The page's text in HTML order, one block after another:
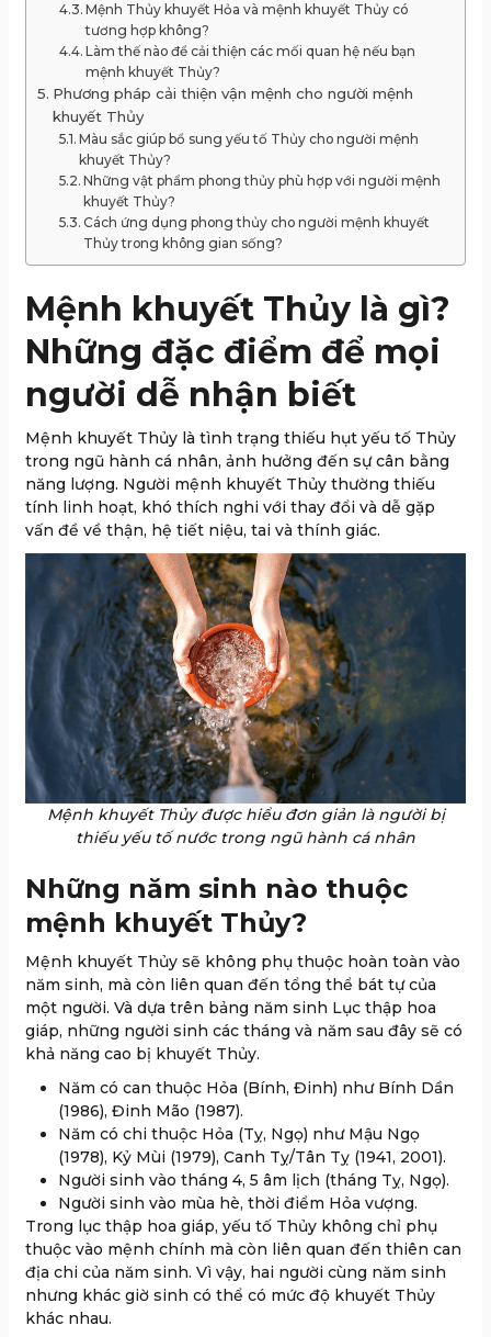
Mệnh Thủy khuyết Hỏa và mệnh khuyết Thủy có
tương hợp không?
Làm thế nào để cải thiện các mối quan hệ nếu bạn
mệnh khuyết Thủy?
Phương pháp cải thiện vận mệnh cho người mệnh
khuyết Thủy
Màu sắc giúp bổ sung yếu tố Thủy cho người mệnh
khuyết Thủy?
Những vật phẩm phong thủy phù hợp với người mệnh
khuyết Thủy?
Cách ứng dụng phong thủy cho người mệnh khuyết
Thủy trong không gian sống?
Mệnh khuyết Thủy là gì?
Những đặc điểm để mọi
người dễ nhận biết
Mệnh khuyết Thủy là tình trạng thiếu hụt yếu tố Thủy
trong ngũ hành cá nhân, ảnh hưởng đến sự cân bằng
năng lượng. Người mệnh khuyết Thủy thường thiếu
tính linh hoạt, khó thích nghi với thay đổi và dễ gặp
vấn đề về thận, hệ tiết niệu, tai và thính giác.
Mệnh khuyết Thủy được hiểu đơn giản là người bị
thiếu yếu tố nước trong ngũ hành cá nhân
Những năm sinh nào thuộc
mệnh khuyết Thủy?
Mệnh khuyết Thủy sẽ không phụ thuộc hoàn toàn vào
năm sinh, mà còn liên quan đến tổng thể bát tự của
một người. Và dựa trên bảng năm sinh Lục thập hoa
giáp, những người sinh các tháng và năm sau đây sẽ có
khả năng cao bị khuyết Thủy.
Năm có can thuộc Hỏa (Bính, Đinh) như Bính Dần
(1986), Đinh Mão (1987).
Năm có chi thuộc Hỏa (Tỵ, Ngọ) như Mậu Ngọ
(1978), Kỷ Mùi (1979), Canh Tỵ/Tân Tỵ (1941, 2001).
Người sinh vào tháng 4, 5 âm lịch (tháng Tỵ, Ngọ).
Người sinh vào mùa hè, thời điểm Hỏa vượng.
Trong lục thập hoa giáp, yếu tố Thủy không chỉ phụ
thuộc vào mệnh chính mà còn liên quan đến thiên can
địa chi của năm sinh. Vì vậy, hai người cùng năm sinh
nhưng khác giờ sinh có thể có mức độ khuyết Thủy
khác nhau.